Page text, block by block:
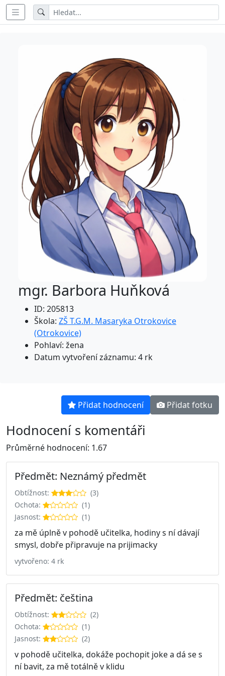
mgr. Barbora Huňková
ID: 205813
Škola: ZŠ T.G.M. Masaryka Otrokovice
(Otrokovice)
Pohlaví: žena
Datum vytvoření záznamu: 4 rk
Přidat hodnocení Přidat fotku
Hodnocení s komentáři
Průměrné hodnocení: 1.67
Předmět: Neznámý předmět
Obtížnost:
(3)
Ochota:
(1)
Jasnost:
(1)
za mě úplně v pohodě učitelka, hodiny s ní dávají
smysl, dobře připravuje na prijimacky
vytvořeno: 4 rk
Předmět: čeština
Obtížnost:
(2)
Ochota:
(1)
Jasnost:
(2)
v pohodě učitelka, dokáže pochopit joke a dá se s
ní bavit, za mě totálně v klidu